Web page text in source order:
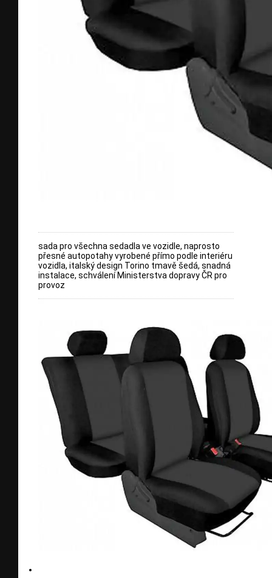
sada pro všechna sedadla ve vozidle, naprosto
přesné autopotahy vyrobené přímo podle interiéru
vozidla, italský design Torino tmavě šedá, snadná
instalace, schválení Ministerstva dopravy ČR pro
provoz